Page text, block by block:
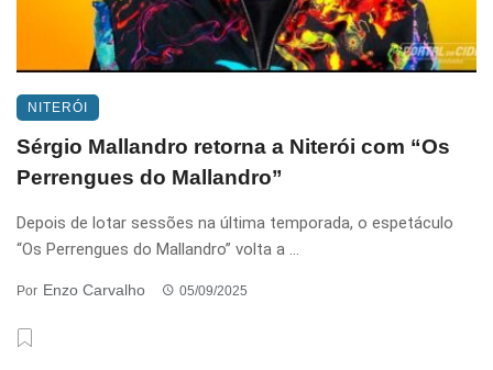
NITERÓI
Sérgio Mallandro retorna a Niterói com “Os
Perrengues do Mallandro”
Depois de lotar sessões na última temporada, o espetáculo
“Os Perrengues do Mallandro” volta a ...
Por Enzo Carvalho 05/09/2025